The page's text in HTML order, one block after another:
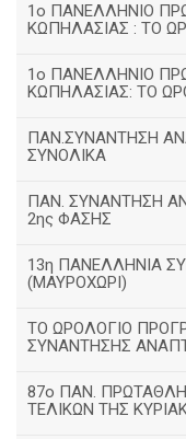
1ο ΠΑΝΕΛΛΗΝΙΟ
ΚΩΠΗΛΑΣΙΑΣ : ΤΟ
1o ΠΑΝΕΛΛΗΝΙΟ
ΚΩΠΗΛΑΣΙΑΣ: ΤΟ
ΠΑΝ.ΣΥΝΑΝΤΗΣΗ
ΣΥΝΟΛΙΚΑ
ΠΑΝ. ΣΥΝΑΝΤΗΣΗ
2ης ΦΑΣΗΣ
13η ΠΑΝΕΛΛΗΝΙΑ
(ΜΑΥΡΟΧΩΡΙ)
ΤΟ ΩΡΟΛΟΓΙΟ
ΣΥΝΑΝΤΗΣΗΣ
87ο ΠΑΝ.
ΤΕΛΙΚΩΝ ΤΗΣ